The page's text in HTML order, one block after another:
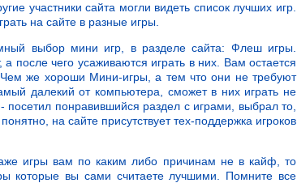
участники сайта могли видеть список лучших игр.
на сайте в разные игры.
выбор мини игр, в разделе сайта: Флеш игры.
после чего усаживаются играть в них. Вам остается
же хороши Мини-игры, а тем что они не требуют
далекий от компьютера, сможет в них играть не
понравившийся раздел с играми, выбрал то,
на сайте присутствует тех-поддержка игроков
игры вам по каким либо причинам не в кайф, то
которые вы сами считаете лучшими. Помните все